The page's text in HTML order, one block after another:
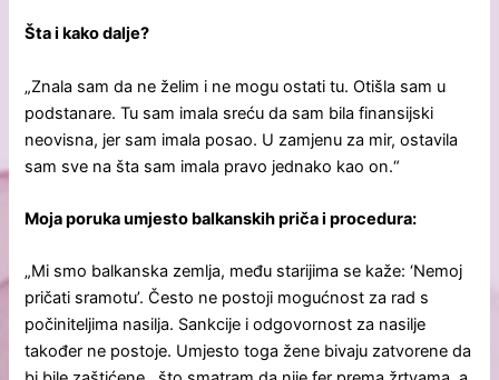
Šta i kako dalje?
„Znala sam da ne želim i ne mogu ostati tu. Otišla sam u
podstanare. Tu sam imala sreću da sam bila finansijski
neovisna, jer sam imala posao. U zamjenu za mir, ostavila
sam sve na šta sam imala pravo jednako kao on.“
Moja poruka umjesto balkanskih priča i procedura:
„Mi smo balkanska zemlja, među starijima se kaže: ‘Nemoj
pričati sramotu’. Često ne postoji mogućnost za rad s
počiniteljima nasilja. Sankcije i odgovornost za nasilje
također ne postoje. Umjesto toga žene bivaju zatvorene da